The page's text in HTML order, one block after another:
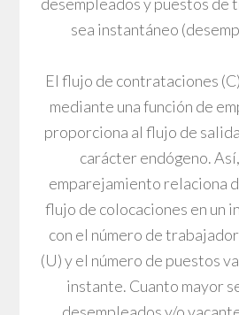
sea instantáneo
El flujo de contrataciones
mediante una función de
proporciona al flujo de
carácter endógeno.
emparejamiento relaciona
flujo de colocaciones en un
con el número de
(U) y el número de puestos
instante. Cuanto mayor